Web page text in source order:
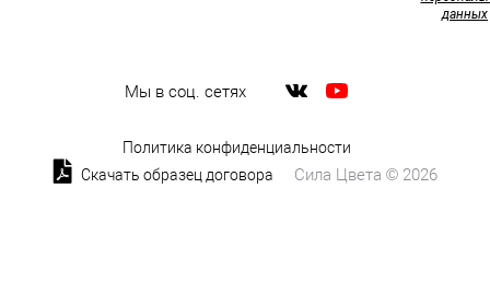
Мы в соц. сетях
данных
Политика конфиденциальности
Скачать образец договора
Сила Цвета © 2026